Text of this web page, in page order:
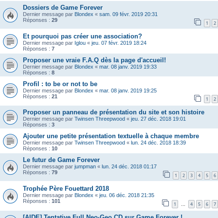
Dossiers de Game Forever
Dernier message par Blondex « sam. 09 févr. 2019 20:31
Réponses : 29 1 2
Et pourquoi pas créer une association?
Dernier message par Iglou « jeu. 07 févr. 2019 18:24
Réponses : 7
Proposer une vraie F.A.Q dès la page d'accueil!
Dernier message par Blondex « mar. 08 janv. 2019 19:33
Réponses : 8
Profil : to be or not to be
Dernier message par Blondex « mar. 08 janv. 2019 19:25
Réponses : 21 1 2
Proposer un panneau de présentation du site et son histoire
Dernier message par Twinsen Threepwood « jeu. 27 déc. 2018 19:01
Réponses : 3
Ajouter une petite présentation textuelle à chaque membre
Dernier message par Twinsen Threepwood « lun. 24 déc. 2018 18:39
Réponses : 10
Le futur de Game Forever
Dernier message par jumpman « lun. 24 déc. 2018 01:17
Réponses : 79 1 2 3 4 5 6
Trophée Père Fouettard 2018
Dernier message par Blondex « jeu. 06 déc. 2018 21:35
Réponses : 101 1 … 4 5 6 7